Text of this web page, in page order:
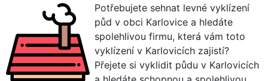
Potřebujete sehnat levné vyklízení
půd v obci Karlovice a hledáte
spolehlivou firmu, která vám toto
vyklízení v Karlovicích zajistí?
Přejete si vyklidit půdu v Karlovicích